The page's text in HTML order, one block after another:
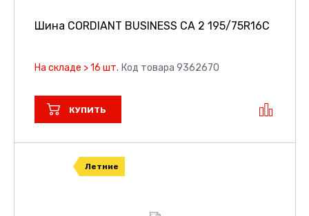
Шина CORDIANT BUSINESS CA 2 195/75R16C
На складе > 16 шт. Код товара 9362670
КУПИТЬ
Летние